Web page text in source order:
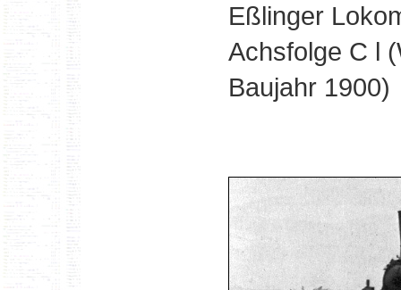
Eßlinger
Achsfolge C l
Baujahr 1900)